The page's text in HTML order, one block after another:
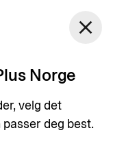
Logg inn
close
Norge
velg det
deg best.